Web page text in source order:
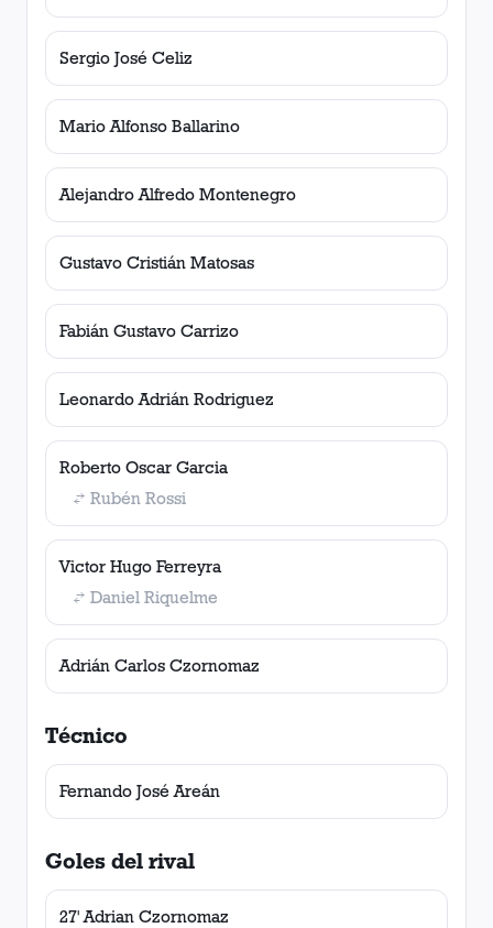
Sergio José Celiz
Mario Alfonso Ballarino
Alejandro Alfredo Montenegro
Gustavo Cristián Matosas
Fabián Gustavo Carrizo
Leonardo Adrián Rodriguez
Roberto Oscar Garcia
Rubén Rossi
Victor Hugo Ferreyra
Daniel Riquelme
Adrián Carlos Czornomaz
Técnico
Fernando José Areán
Goles del rival
27' Adrian Czornomaz